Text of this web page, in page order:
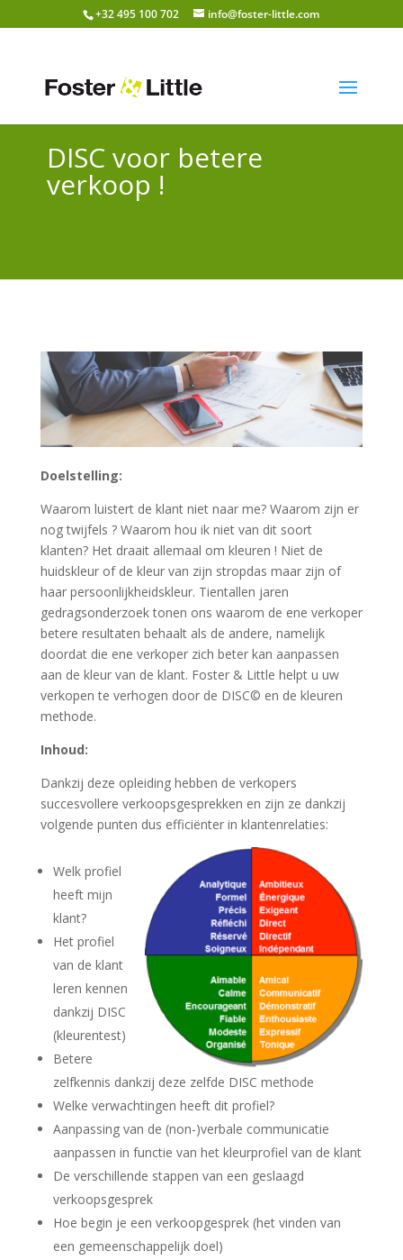
+32 495 100 702 info@foster-little.com
DISC voor betere
verkoop !
Doelstelling:
Waarom luistert de klant niet naar me? Waarom zijn er
nog twijfels ? Waarom hou ik niet van dit soort
klanten? Het draait allemaal om kleuren ! Niet de
huidskleur of de kleur van zijn stropdas maar zijn of
haar persoonlijkheidskleur. Tientallen jaren
gedragsonderzoek tonen ons waarom de ene verkoper
betere resultaten behaalt als de andere, namelijk
doordat die ene verkoper zich beter kan aanpassen
aan de kleur van de klant. Foster & Little helpt u uw
verkopen te verhogen door de DISC© en de kleuren
methode.
Inhoud:
Dankzij deze opleiding hebben de verkopers
succesvollere verkoopsgesprekken en zijn ze dankzij
volgende punten dus efficiënter in klantenrelaties:
Welk profiel
heeft mijn
klant?
Het profiel
van de klant
leren kennen
dankzij DISC
(kleurentest)
Betere
zelfkennis dankzij deze zelfde DISC methode
Welke verwachtingen heeft dit profiel?
Aanpassing van de (non-)verbale communicatie
aanpassen in functie van het kleurprofiel van de klant
De verschillende stappen van een geslaagd
verkoopsgesprek
Hoe begin je een verkoopgesprek (het vinden van
een gemeenschappelijk doel)